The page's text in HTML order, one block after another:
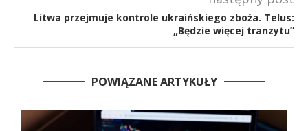
Litwa przejmuje kontrole ukraińskiego zboża. Telus:
„Będzie więcej tranzytu”
POWIĄZANE ARTYKUŁY